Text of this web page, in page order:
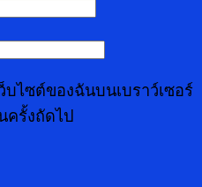
ไซต์ของฉันบนเบราว์เซอร์
ครั้งถัดไป